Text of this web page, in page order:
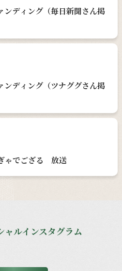
ンディング（毎日新聞さん掲
ンディング（ツナググさん掲
ゃでござる 放送
ャルインスタグラム